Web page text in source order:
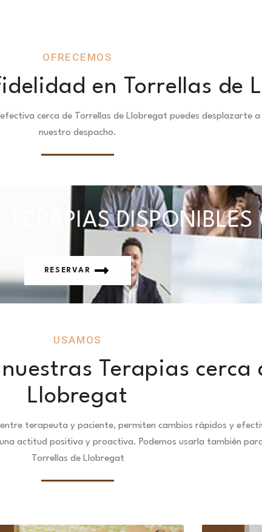
OFRECEMOS
en Torrellas de
cerca de Torrellas de Llobregat puedes desplazarte
nuestro despacho.
TERAPIAS
RESERVAR
USAMOS
Terapias cerca
Llobregat
terapeuta y paciente, permiten cambios rápidos y
actitud positiva y proactiva. Podemos usarla también
Torrellas de Llobregat